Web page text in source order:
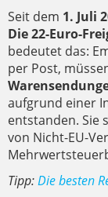
Seit dem 1. Juli
Die 22-Euro-
bedeutet das:
per Post,
aufgrund einer
entstanden. Sie
von Nicht-EU-
Tipp:Die besten